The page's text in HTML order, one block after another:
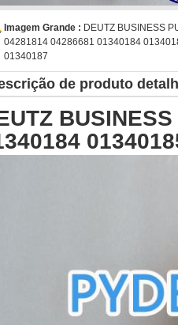
Imagem Grande : DEUTZ BUSINESS
04281814 04286681 01340184
01340187
de produto